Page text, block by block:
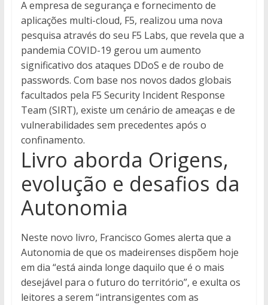
A empresa de segurança e fornecimento de
aplicações multi-cloud, F5, realizou uma nova
pesquisa através do seu F5 Labs, que revela que a
pandemia COVID-19 gerou um aumento
significativo dos ataques DDoS e de roubo de
passwords. Com base nos novos dados globais
facultados pela F5 Security Incident Response
Team (SIRT), existe um cenário de ameaças e de
vulnerabilidades sem precedentes após o
confinamento.
Livro aborda Origens,
evolução e desafios da
Autonomia
Neste novo livro, Francisco Gomes alerta que a
Autonomia de que os madeirenses dispõem hoje
em dia “está ainda longe daquilo que é o mais
desejável para o futuro do território”, e exulta os
leitores a serem “intransigentes com as